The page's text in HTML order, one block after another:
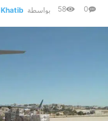
بواسطة 0
58